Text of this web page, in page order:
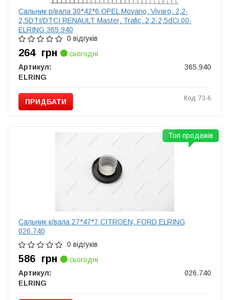
Сальник р/вала 30*42*6 OPEL Movano, Vivaro, 2,2-
2,5DTI/DTCI RENAULT Master, Trafic, 2,2-2,5dCi 00-
ELRING 365.940
0 відгуків
264 грн
сьогодні
Артикул:
365.940
ELRING
ПРИДБАТИ Код: 73-6
Сальник к/вала 27*47*7 CITROEN, FORD ELRING
026.740
0 відгуків
586 грн
сьогодні
Артикул:
026.740
ELRING
Топ продажів